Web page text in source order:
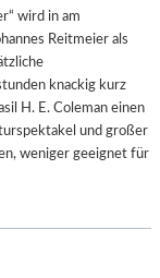
wird in am
Reitmeier als
knackig kurz
H. E. Coleman einen
und großer
weniger geeignet für